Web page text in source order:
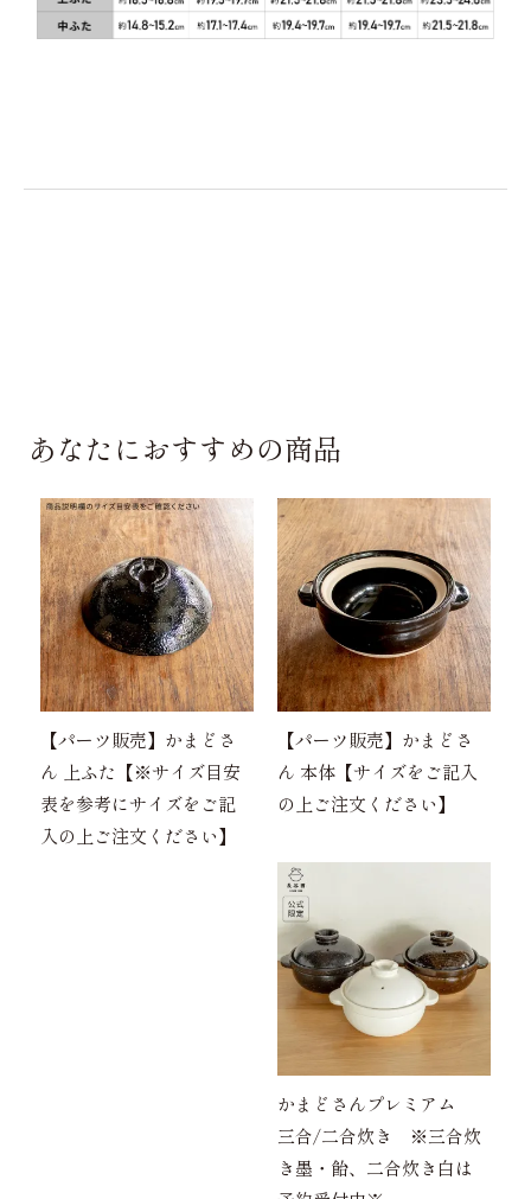
あなたにおすすめの商品
【パーツ販売】かまどさ
ん 上ふた【※サイズ目安
表を参考にサイズをご記
入の上ご注文ください】
【パーツ販売】かまどさ
ん 本体【サイズをご記入
の上ご注文ください】
かまどさんプレミアム
三合/二合炊き ※三合炊
き墨・飴、二合炊き白は